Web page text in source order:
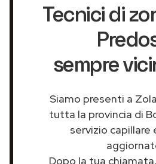
Tecnici di
sempre
Siamo presenti a
tutta la provincia di
servizio capillare
Dopo la tua